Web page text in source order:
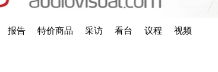
报告 特价商品 采访 看台 议程 视频